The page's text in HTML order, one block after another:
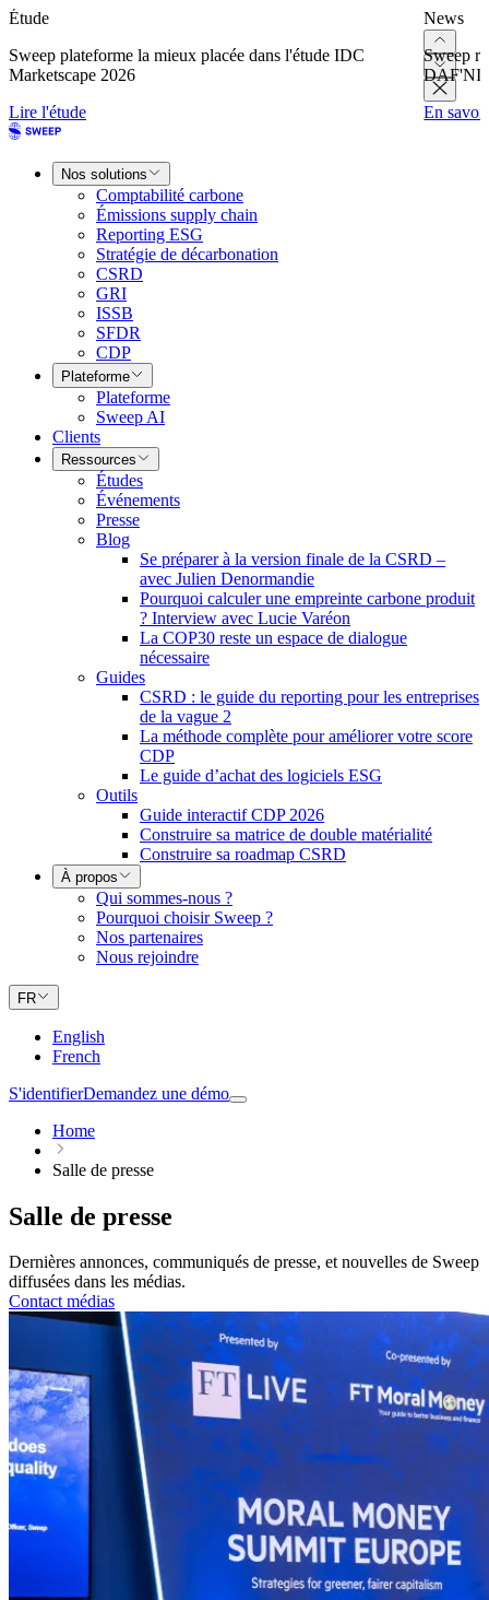
Étude
Sweep plateforme la mieux placée dans l'étude IDC
Marketscape 2026
Lire l'étude
News
Sweep
En
Nos solutions
Comptabilité carbone
Émissions supply chain
Reporting ESG
Stratégie de décarbonation
CSRD
GRI
ISSB
SFDR
CDP
Plateforme
Plateforme
Sweep AI
Clients
Ressources
Études
Événements
Presse
Blog
Se préparer à la version finale de la CSRD –
avec Julien Denormandie
Pourquoi calculer une empreinte carbone produit
? Interview avec Lucie Varéon
La COP30 reste un espace de dialogue
nécessaire
Guides
CSRD : le guide du reporting pour les entreprises
de la vague 2
La méthode complète pour améliorer votre score
CDP
Le guide d’achat des logiciels ESG
Outils
Guide interactif CDP 2026
Construire sa matrice de double matérialité
Construire sa roadmap CSRD
À propos
Qui sommes-nous ?
Pourquoi choisir Sweep ?
Nos partenaires
Nous rejoindre
FR
English
French
S'identifierDemandez une démo
Home
Salle de presse
Salle de presse
Dernières annonces, communiqués de presse, et nouvelles de Sweep
diffusées dans les médias.
Contact médias